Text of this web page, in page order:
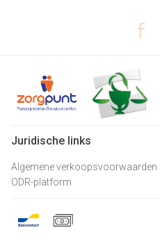
Juridische links
Algemene verkoopsvoorwaarden
ODR-platform